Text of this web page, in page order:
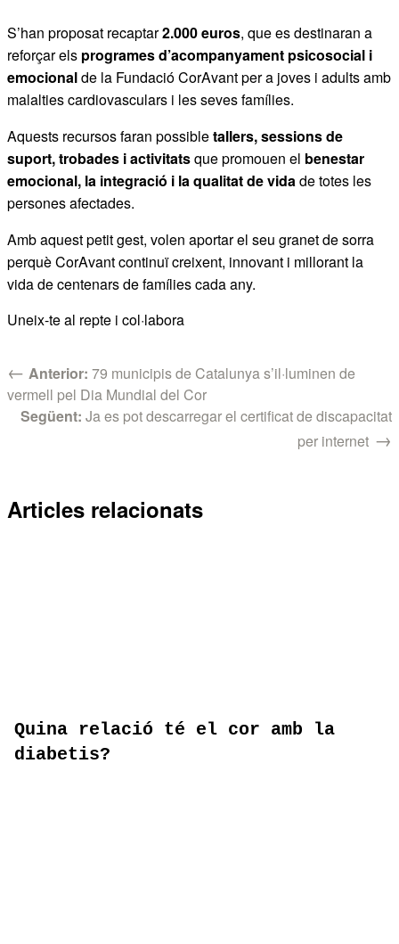
S’han proposat recaptar2.000 euros, que es destinaran a
reforçar els programes d’acompanyament psicosocial i
emocionalde la Fundació CorAvant per a joves i adults amb
malalties cardiovasculars i les seves famílies.
Aquests recursos faran possibletallers, sessions de
suport, trobades i activitatsque promouen el benestar
emocional, la integració i la qualitat de vidade totes les
persones afectades.
Amb aquest petit gest, volen aportar el seu granet de sorra
perquè CorAvant continuï creixent, innovant i millorant la
vida de centenars de famílies cada any.
Uneix-te al repte i col·labora
← Anterior: 79 municipis de Catalunya s’il·luminen de
vermell pel Dia Mundial del Cor
Següent: Ja es pot descarregar el certificat de discapacitat
per internet →
Articles relacionats
Quina relació té el cor amb la
diabetis?